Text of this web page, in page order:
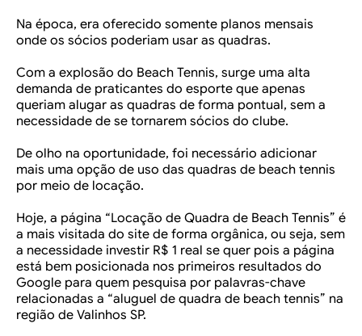
Na época, era oferecido somente planos mensais
onde os sócios poderiam usar as quadras.
Com a explosão do Beach Tennis, surge uma alta
demanda de praticantes do esporte que apenas
queriam alugar as quadras de forma pontual, sem a
necessidade de se tornarem sócios do clube.
De olho na oportunidade, foi necessário adicionar
mais uma opção de uso das quadras de beach tennis
por meio de locação.
Hoje, a página “Locação de Quadra de Beach Tennis” é
a mais visitada do site de forma orgânica, ou seja, sem
a necessidade investir R$ 1 real se quer pois a página
está bem posicionada nos primeiros resultados do
Google para quem pesquisa por palavras-chave
relacionadas a “aluguel de quadra de beach tennis” na
região de Valinhos SP.